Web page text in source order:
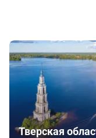
Тверская